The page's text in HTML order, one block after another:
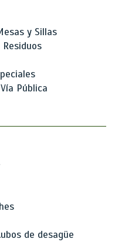
y Sillas
Pública
de desagüe